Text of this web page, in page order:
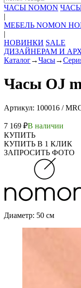
ЧАСЫ NOMON
|
МЕБЕЛЬ NOMON
|
НОВИНКИ SALE
ДИЗАЙНЕРАМ И
Каталог→Часы→
Часы OJ
Артикул: 100016 /
7 169 ₽В наличии
КУПИТЬ
КУПИТЬ В 1 КЛИК
ЗАПРОСИТЬ ФОТО
Диаметр: 50 см